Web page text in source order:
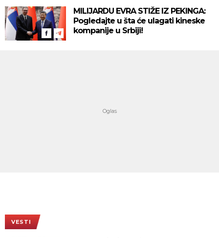
MILIJARDU EVRA STIŽE IZ PEKINGA:
Pogledajte u šta će ulagati kineske
kompanije u Srbiji!
VESTI